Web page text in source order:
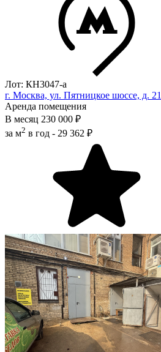
Лот: КН3047-a
г. Москва, ул. Пятницкое шоссе, д. 21
Аренда помещения
В месяц 230 000 ₽
за м2 в год - 29 362 ₽